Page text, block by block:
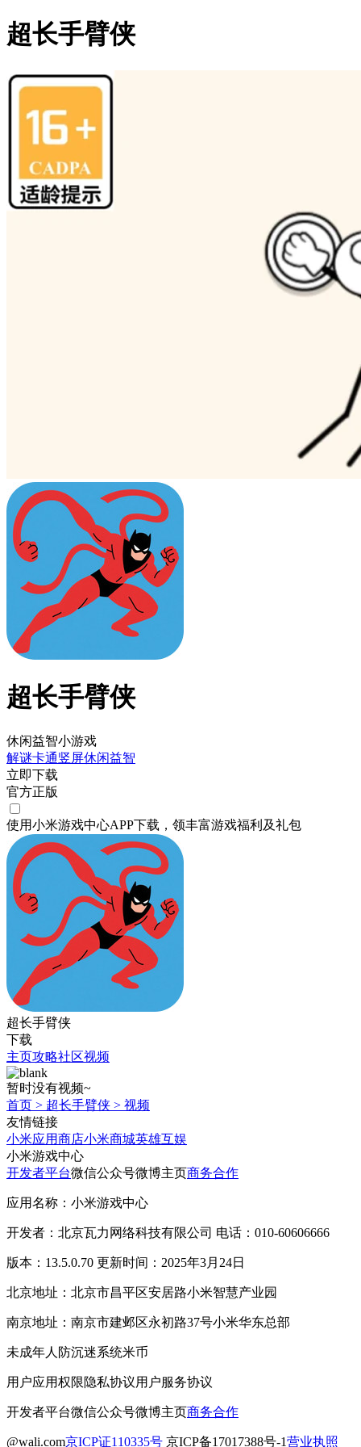
超长手臂侠
超长手臂侠
休闲益智小游戏
解谜卡通竖屏休闲益智
立即下载
官方正版
使用小米游戏中心APP下载 ，领丰富游戏福利 及礼包
超长手臂侠
下载
主页攻略社区视频
暂时没有视频~
首页 > 超长手臂侠 > 视频
友情链接
小米应用商店小米商城英雄互娱
小米游戏中心
开发者平台微信公众号微博主页商务合作
应用名称：小米游戏中心
开发者：北京瓦力网络科技有限公司 电话：010-60606666
版本：13.5.0.70 更新时间：2025年3月24日
北京地址：北京市昌平区安居路小米智慧产业园
南京地址：南京市建邺区永初路37号小米华东总部
未成年人防沉迷系统米币
用户应用权限隐私协议用户服务协议
开发者平台微信公众号微博主页商务合作
@wali.com京ICP证110335号 京ICP备17017388号-1营业执照